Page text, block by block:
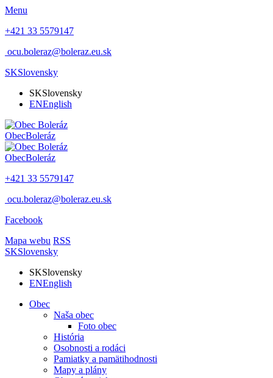
Menu
+421 33 5579147
ocu.boleraz@boleraz.eu.sk
SKSlovensky
SKSlovensky
ENEnglish
ObecBoleráz
ObecBoleráz
+421 33 5579147
ocu.boleraz@boleraz.eu.sk
Facebook
Mapa webu RSS
SKSlovensky
SKSlovensky
ENEnglish
Obec
Naša obec
Foto obec
História
Osobnosti a rodáci
Pamiatky a pamätihodnosti
Mapy a plány